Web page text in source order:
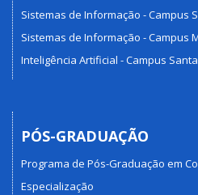
Sistemas de Informação - Campus
Sistemas de Informação - Campus
Inteligência Artificial - Campus
PÓS-GRADUAÇÃO
Programa de Pós-Graduação em
Especialização